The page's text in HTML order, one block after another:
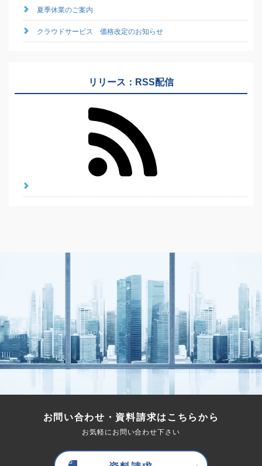
夏季休業のご案内
クラウドサービス 価格改定のお知らせ
リリース：RSS配信
お問い合わせ・資料請求はこちらから
お気軽にお問い合わせ下さい